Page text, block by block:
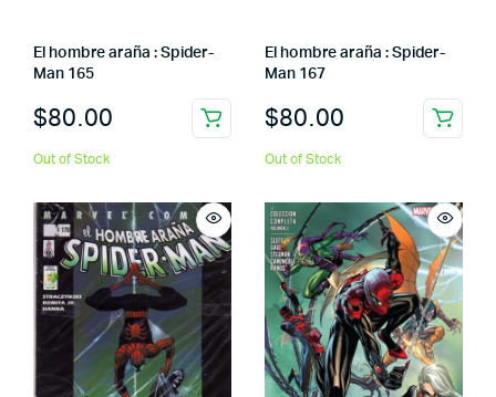
El hombre araña : Spider-
Man 165
$80.00
Out of Stock
El hombre araña : Spider-
Man 167
$80.00
Out of Stock